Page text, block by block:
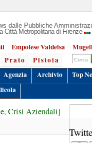
dalle Pubbliche
Città Metropolitana di Firenze
Empolese Valdelsa
Prato
Pistoia
Agenzia Archivio Top
Crisi Aziendali]